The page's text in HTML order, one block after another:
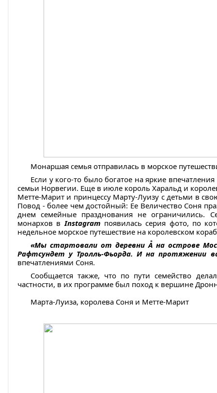
Монаршая семья отправилась в морское
Если у кого-то было богатое на яркие
семьи Норвегии. Еще в июле король Харальд и
Метте-Марит и принцессу Марту-Луизу с детьми в
Повод - более чем достойный: Ее Величество Соня
днем семейные празднования не ограничились.
монархов вInstagram появилась серия фото, по
недельное морское путешествие на королевском
«Мы стартовали от деревни Å на острове
Рафтсундет у Тролль-Фьорда. И на протяжении
впечатлениями Соня.
Сообщается также, что по пути семейство
частности, в их программе был поход к вершине
Марта-Луиза, королева Соня и Метте-Марит